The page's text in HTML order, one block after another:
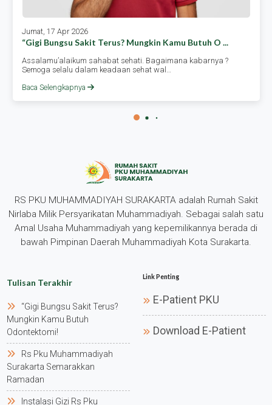
Jumat, 17 Apr 2026
“gigi Bungsu Sakit Terus? Mungkin Kamu Butuh O ...
Assalamu’alaikum sahabat sehati. Bagaimana kabarnya ?
Semoga selalu dalam keadaan sehat wal…
Baca Selengkapnya
RS PKU MUHAMMADIYAH SURAKARTA adalah Rumah Sakit
Nirlaba Milik Persyarikatan Muhammadiyah. Sebagai salah satu
Amal Usaha Muhammadiyah yang kepemilikannya berada di
bawah Pimpinan Daerah Muhammadiyah Kota Surakarta.
Tulisan Terakhir
“gigi Bungsu Sakit Terus?
Mungkin Kamu Butuh
Odontektomi!
Rs Pku Muhammadiyah
Surakarta Semarakkan
Ramadan
Instalasi Gizi Rs Pku
Link Penting
E-Patient PKU
Download E-Patient